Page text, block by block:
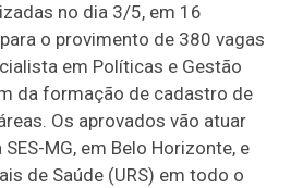
no dia 3/5, em 16
o provimento de 380 vagas
em Políticas e Gestão
da formação de cadastro de
Os aprovados vão atuar
MG, em Belo Horizonte, e
de Saúde (URS) em todo o